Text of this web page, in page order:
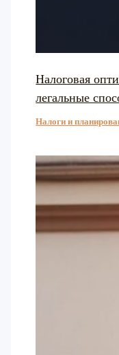
Налоговая
легальные
Налоги и